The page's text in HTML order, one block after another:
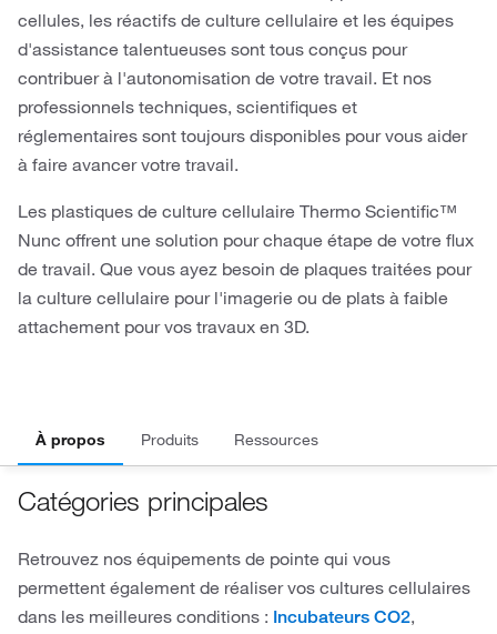
cellules, les réactifs de culture cellulaire et les équipes
d'assistance talentueuses sont tous conçus pour
contribuer à l'autonomisation de votre travail. Et nos
professionnels techniques, scientifiques et
réglementaires sont toujours disponibles pour vous aider
à faire avancer votre travail.
Les plastiques de culture cellulaire Thermo Scientific™
Nunc offrent une solution pour chaque étape de votre flux
de travail. Que vous ayez besoin de plaques traitées pour
la culture cellulaire pour l'imagerie ou de plats à faible
attachement pour vos travaux en 3D.
À propos Produits Ressources
Catégories principales
Retrouvez nos équipements de pointe qui vous
permettent également de réaliser vos cultures cellulaires
dans les meilleures conditions : Incubateurs CO2,